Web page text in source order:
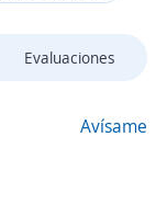
Evaluaciones
Avísame